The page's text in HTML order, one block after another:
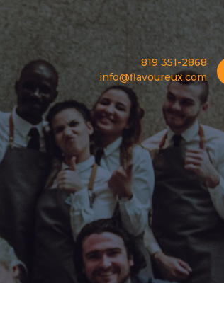
819 351-2868
info@flavoureux.com